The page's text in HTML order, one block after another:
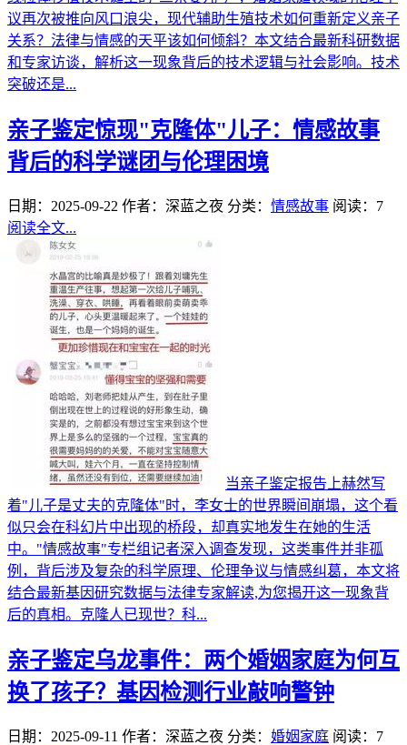
议再次被推向风口浪尖，现代辅助生殖技术如何重新定义亲子
关系？法律与情感的天平该如何倾斜？本文结合最新科研数据
和专家访谈，解析这一现象背后的技术逻辑与社会影响。技术
突破还是...
亲子鉴定惊现"克隆体"儿子：情感故事
背后的科学谜团与伦理困境
日期：2025-09-22 作者：深蓝之夜 分类： 情感故事 阅读：7
阅读全文...
当亲子鉴定报告上赫然写
着"儿子是丈夫的克隆体"时，李女士的世界瞬间崩塌，这个看
似只会在科幻片中出现的桥段，却真实地发生在她的生活
中。"情感故事"专栏组记者深入调查发现，这类事件并非孤
例，背后涉及复杂的科学原理、伦理争议与情感纠葛，本文将
结合最新基因研究数据与法律专家解读,为您揭开这一现象背
后的真相。克隆人已现世？科...
亲子鉴定乌龙事件：两个婚姻家庭为何互
换了孩子？基因检测行业敲响警钟
日期：2025-09-11 作者：深蓝之夜 分类： 婚姻家庭 阅读：7